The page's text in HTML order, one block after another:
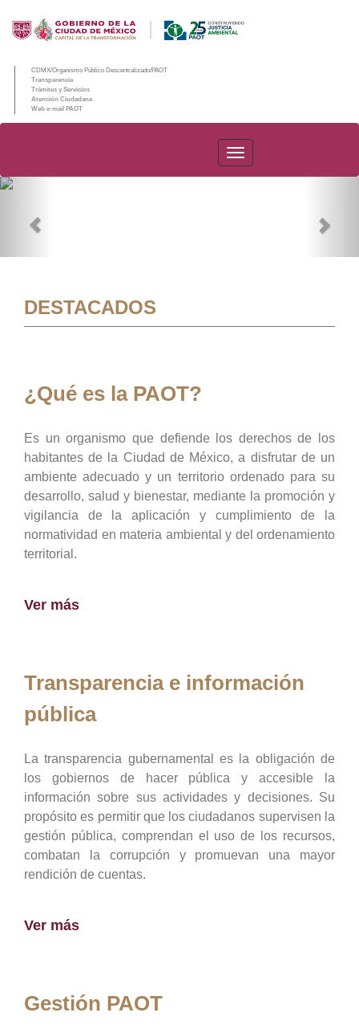
CDMX/Organismo Público Descentralizado/PAOT
Transparencia
Trámites y Servicios
Atención Ciudadana
Web e-mail PAOT
PAOT
DESTACADOS
¿Qué es la PAOT?
Es un organismo que defiende los derechos de los
habitantes de la Ciudad de México, a disfrutar de un
ambiente adecuado y un territorio ordenado para su
desarrollo, salud y bienestar, mediante la promoción y
vigilancia de la aplicación y cumplimiento de la
normatividad en materia ambiental y del ordenamiento
territorial.
Ver más
Transparencia e información
pública
La transparencia gubernamental es la obligación de
los gobiernos de hacer pública y accesible la
información sobre sus actividades y decisiones. Su
propósito es permitir que los ciudadanos supervisen la
gestión pública, comprendan el uso de los recursos,
combatan la corrupción y promuevan una mayor
rendición de cuentas.
Ver más
Gestión PAOT